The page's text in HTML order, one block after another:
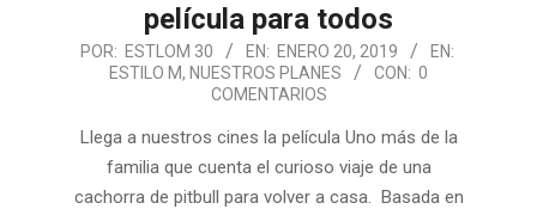
película para todos
2019-
POR: ESTLOM 30 EN: ENERO 20, 2019
EN:
ESTILO M, NUESTROS PLANES CON: 0
COMENTARIOS
Llega a nuestros cines la película Uno más de la
familia que cuenta el curioso viaje de una
cachorra de pitbull para volver a casa. Basada en